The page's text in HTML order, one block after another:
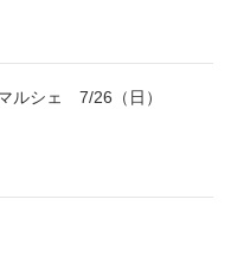
ルシェ 7/26（日）